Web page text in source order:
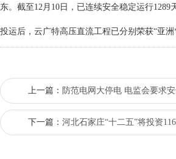
东。截至12月10日，已连续安全稳定运行1289
投运后，云广特高压直流工程已分别荣获“亚
上一篇： 防范电网大停电 电监会要求
下一篇： 河北石家庄“十二五”将投资